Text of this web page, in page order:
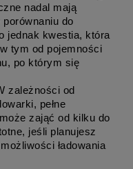
nadal mają
do
jednak kwestia, która
tym od pojemności
po którym się
zależności od
pełne
zająć od kilku do
jeśli planujesz
ładowania